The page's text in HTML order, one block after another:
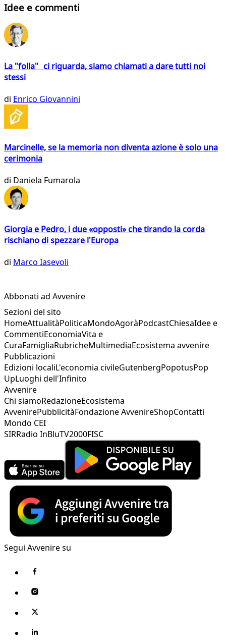
Idee e commenti
La "folla" ci riguarda, siamo chiamati a dare tutti noi
stessi
di Enrico Giovannini
Marcinelle, se la memoria non diventa azione è solo una
cerimonia
di Daniela Fumarola
Giorgia e Pedro, i due «opposti» che tirando la corda
rischiano di spezzare l'Europa
di Marco Iasevoli
Abbonati ad Avvenire
Sezioni del sito
HomeAttualitàPoliticaMondoAgoràPodcastChiesaIdee e
CommentiEconomiaVita e
CuraFamigliaRubricheMultimediaEcosistema avvenire
Pubblicazioni
Edizioni localiL'economia civileGutenbergPopotusPop
UpLuoghi dell'Infinito
Avvenire
Chi siamoRedazioneEcosistema
AvvenirePubblicitàFondazione AvvenireShopContatti
Mondo CEI
SIRRadio InBluTV2000FISC
Segui Avvenire su